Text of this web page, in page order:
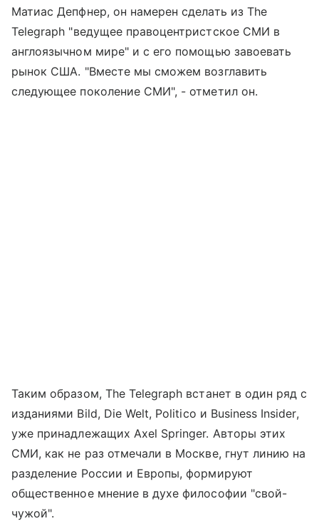
Матиас Депфнер, он намерен сделать из The
Telegraph "ведущее правоцентристское СМИ в
англоязычном мире" и с его помощью завоевать
рынок США. "Вместе мы сможем возглавить
следующее поколение СМИ", - отметил он.
Таким образом, The Telegraph встанет в один ряд с
изданиями Bild, Die Welt, Politico и Business Insider,
уже принадлежащих Axel Springer. Авторы этих
СМИ, как не раз отмечали в Москве, гнут линию на
разделение России и Европы, формируют
общественное мнение в духе философии "свой-
чужой".